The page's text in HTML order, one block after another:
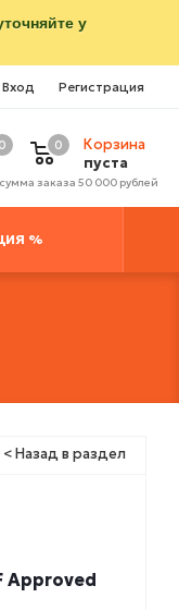
у
Вход Регистрация
0
Корзина
пуста
0
заказа 50 000 рублей
%
< Назад в раздел
Approved